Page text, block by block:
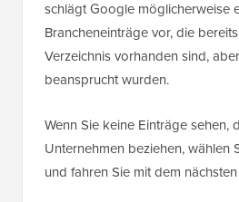
schlägt Google möglicherweise
Brancheneinträge vor, die
Verzeichnis vorhanden sind,
beansprucht wurden.
Wenn Sie keine Einträge sehen,
Unternehmen beziehen, wählen
und fahren Sie mit dem